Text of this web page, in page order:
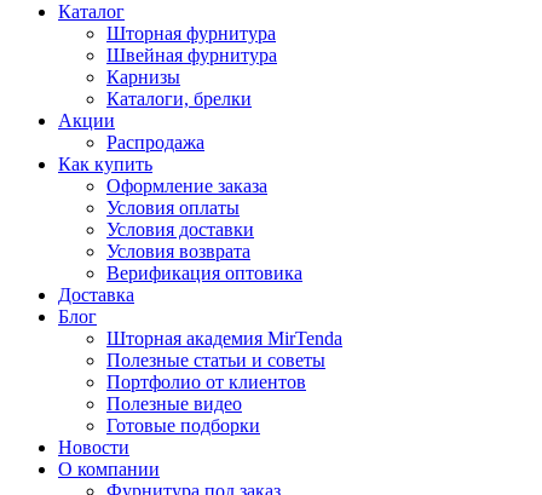
Каталог
Шторная фурнитура
Швейная фурнитура
Карнизы
Каталоги, брелки
Акции
Распродажа
Как купить
Оформление заказа
Условия оплаты
Условия доставки
Условия возврата
Верификация оптовика
Доставка
Блог
Шторная академия MirTenda
Полезные статьи и советы
Портфолио от клиентов
Полезные видео
Готовые подборки
Новости
О компании
Фурнитура под заказ